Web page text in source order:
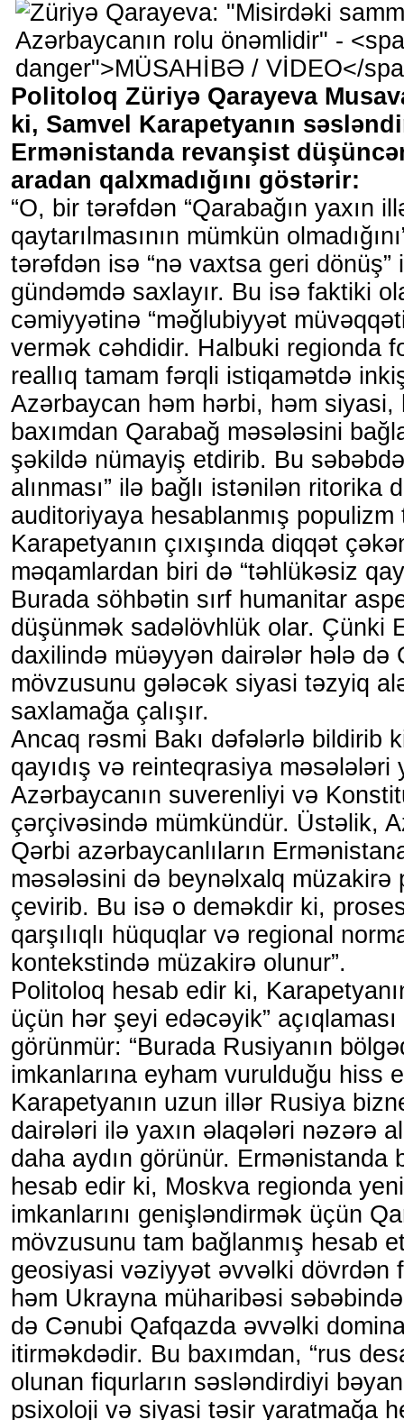
Politoloq Züriyə Qarayeva
ki, Samvel Karapetyanın
Ermənistanda revanşist
aradan qalxmadığını göstərir:
“O, bir tərəfdən “Qarabağın yaxın
qaytarılmasının mümkün
tərəfdən isə “nə vaxtsa geri dönüş”
gündəmdə saxlayır. Bu isə faktiki
cəmiyyətinə “məğlubiyyət
vermək cəhdidir. Halbuki regionda
reallıq tamam fərqli istiqamətdə
Azərbaycan həm hərbi, həm siyasi,
baxımdan Qarabağ məsələsini
şəkildə nümayiş etdirib. Bu
alınması” ilə bağlı istənilən ritorika
auditoriyaya hesablanmış populizm
Karapetyanın çıxışında diqqət
məqamlardan biri də “təhlükəsiz
Burada söhbətin sırf humanitar
düşünmək sadəlövhlük olar. Çünki
daxilində müəyyən dairələr hələ də
mövzusunu gələcək siyasi təzyiq
saxlamağa çalışır.
Ancaq rəsmi Bakı dəfələrlə bildirib
qayıdış və reinteqrasiya məsələləri
Azərbaycanın suverenliyi və
çərçivəsində mümkündür. Üstəlik,
Qərbi azərbaycanlıların
məsələsini də beynəlxalq müzakirə
çevirib. Bu isə o deməkdir ki,
qarşılıqlı hüquqlar və regional
kontekstində müzakirə olunur”.
Politoloq hesab edir ki,
üçün hər şeyi edəcəyik”
görünmür: “Burada Rusiyanın
imkanlarına eyham vurulduğu hiss
Karapetyanın uzun illər Rusiya
dairələri ilə yaxın əlaqələri nəzərə
daha aydın görünür. Ermənistanda
hesab edir ki, Moskva regionda
imkanlarını genişləndirmək üçün
mövzusunu tam bağlanmış hesab
geosiyasi vəziyyət əvvəlki dövrdən
həm Ukrayna müharibəsi
də Cənubi Qafqazda əvvəlki
itirməkdədir. Bu baxımdan, “rus
olunan fiqurların səsləndirdiyi
psixoloji və siyasi təsir yaratmağa